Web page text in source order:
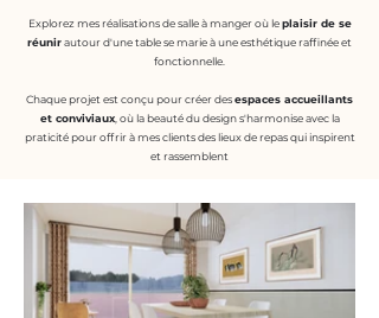
Explorez mes réalisations de salle à manger où leplaisir de se
réunirautour d'une table se marie à une esthétique raffinée et
fonctionnelle.
Chaque projet est conçu pour créer desespaces accueillants
et conviviaux, où la beauté du design s'harmonise avec la
praticité pour offrir à mes clients des lieux de repas qui inspirent
et rassemblent